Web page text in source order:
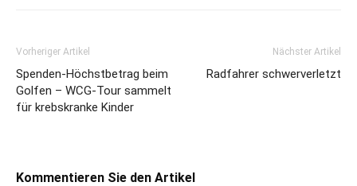
Vorheriger Artikel
Spenden-Höchstbetrag beim
Golfen – WCG-Tour sammelt
für krebskranke Kinder
Nächster Artikel
Radfahrer schwerverletzt
Kommentieren Sie den Artikel